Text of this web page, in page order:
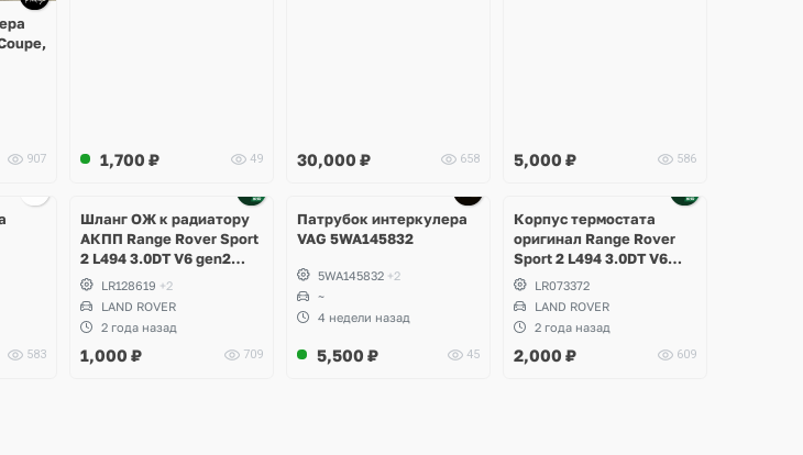
907 1,700 ₽ 49 30,000 ₽ 658 5,000 ₽ 586
583
Шланг ОЖ к радиатору
АКПП Range Rover Sport
2 L494 3.0DT V6 gen2
Twin-turbo
LR128619 +2
LAND ROVER
2 года назад
1,000 ₽ 709
Патрубок интеркулера
VAG 5WA145832
5WA145832 +2
~
4 недели назад
5,500 ₽ 45
Корпус термостата
оригинал Range Rover
Sport 2 L494 3.0DT V6
gen2 Twin-turbo
LR073372
LAND ROVER
2 года назад
2,000 ₽ 609